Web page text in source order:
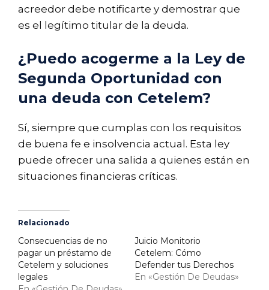
acreedor debe notificarte y demostrar que
es el legítimo titular de la deuda.
¿Puedo acogerme a la Ley de
Segunda Oportunidad con
una deuda con Cetelem?
Sí, siempre que cumplas con los requisitos
de buena fe e insolvencia actual. Esta ley
puede ofrecer una salida a quienes están en
situaciones financieras críticas.
Relacionado
Consecuencias de no
pagar un préstamo de
Cetelem y soluciones
legales
Juicio Monitorio
Cetelem: Cómo
Defender tus Derechos
En «Gestión De Deudas»